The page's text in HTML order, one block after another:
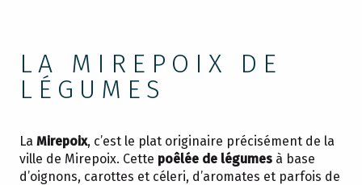
LA MIREPOIX DE
LÉGUMES
La Mirepoix, c’est le plat originaire précisément de la
ville de Mirepoix. Cette poêlée de légumes à base
d’oignons, carottes et céleri, d’aromates et parfois de